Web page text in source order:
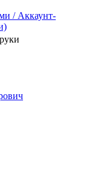
/ Аккаунт-